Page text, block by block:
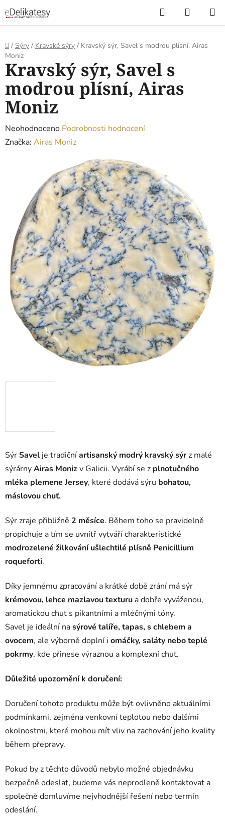
na
obsah
Hledat
KOŠÍK
Domů
/ Sýry / Kravské sýry / Kravský sýr, Savel s modrou plísní, Airas
Moniz
SýrSavel je tradičníartisanský modrý kravský sýrz malé
sýrárnyAiras Monizv Galicii. Vyrábí se z plnotučného
mléka plemene Jersey, které dodává sýru bohatou,
máslovou chuť.
Sýr zraje přibližně 2 měsíce. Během toho se pravidelně
propichuje a tím se uvnitř vytváří charakteristické
modrozelené žilkování ušlechtilé plísně Penicillium
roqueforti.
Díky jemnému zpracování a krátké době zrání má sýr
krémovou, lehce mazlavou texturu a dobře vyváženou,
aromatickou chuť s pikantními a mléčnými tóny.
Savel je ideální nasýrové talíře, tapas, s chlebem a
ovocem, ale výborně doplní i omáčky, saláty nebo teplé
pokrmy, kde přinese výraznou a komplexní chuť.
Důležité upozornění k doručení:
Doručení tohoto produktu může být ovlivněno aktuálními
podmínkami, zejména venkovní teplotou nebo dalšími
okolnostmi, které mohou mít vliv na zachování jeho kvality
během přepravy.
Pokud by z těchto důvodů nebylo možné objednávku
bezpečně odeslat, budeme vás neprodleně kontaktovat a
společně domluvíme nejvhodnější řešení nebo termín
odeslání.
Kravský sýr, Savel s
modrou plísní, Airas
Moniz
Průměrné
hodnocení
hvězdiček.
Neohodnoceno Podrobnosti hodnocení
Značka: Airas Moniz